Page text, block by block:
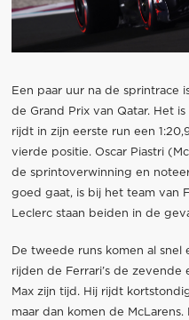
Een paar uur na de sprintrace
de Grand Prix van Qatar. Het
rijdt in zijn eerste run een
vierde positie. Oscar Piastri
de sprintoverwinning en
goed gaat, is bij het team van
Leclerc staan beiden in de
De tweede runs komen al
rijden de Ferrari’s de
Max zijn tijd. Hij rijdt
maar dan komen de McLarens.